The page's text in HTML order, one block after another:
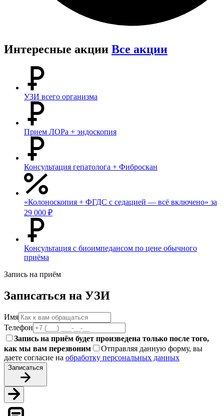
Интересные акции Все акции
УЗИ всего организма
Прием ЛОРа + эндоскопия
Консультация гепатолога + Фиброскан
«Колоноскопия + ФГДС с седацией — всё включено» за
29 000 ₽
Консультация с биоимпедансом по цене обычного
приёма
Запись на приём
Записаться на УЗИ
Имя
Телефон
Запись на приём будет произведена только после того,
как мы вам перезвоним
Отправляя данную форму, вы
даете согласие на обработку персональных данных
Записаться